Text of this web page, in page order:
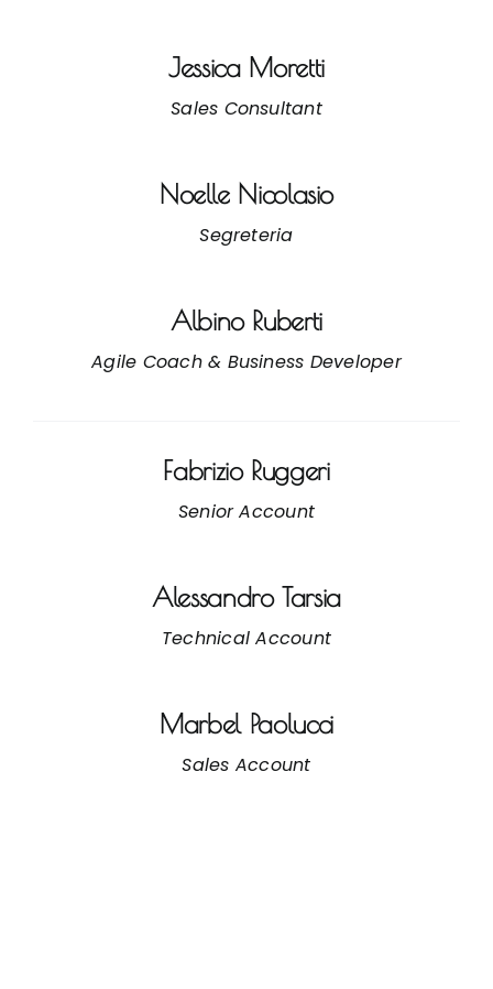
Jessica Moretti
Sales Consultant
Noelle Nicolasio
Segreteria
Albino Ruberti
Agile Coach & Business Developer
Fabrizio Ruggeri
Senior Account
Alessandro Tarsia
Technical Account
Marbel Paolucci
Sales Account